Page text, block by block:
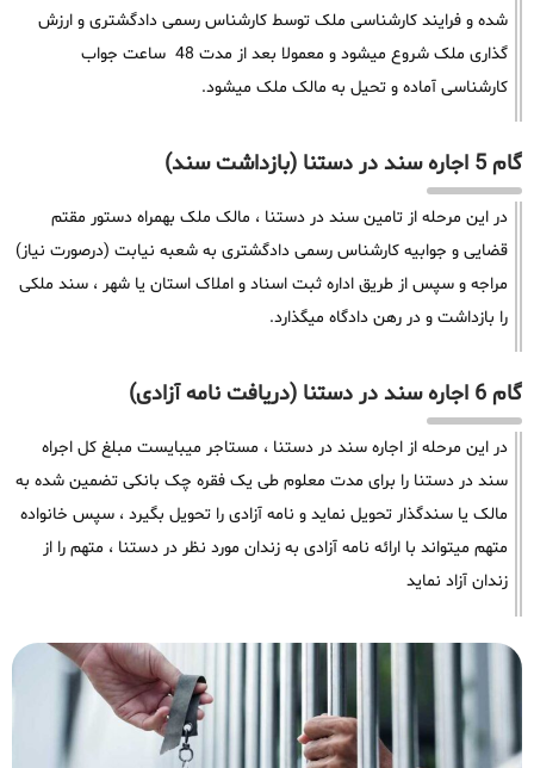
شده و فرایند کارشناسی ملک توسط کارشناس رسمی دادگشتری و ارزش
گذاری ملک شروع میشود و معمولا بعد از مدت 48 ساعت جواب
کارشناسی آماده و تحیل به مالک ملک میشود.
گام 5 اجاره سند در دستنا (بازداشت سند)
در این مرحله از تامین سند در دستنا ، مالک ملک بهمراه دستور مقتم
قضایی و جوابیه کارشناس رسمی دادگشتری به شعبه نیابت (درصورت نیاز)
مراجه و سپس از طریق اداره ثبت اسناد و املاک استان یا شهر ، سند ملکی
را بازداشت و در رهن دادگاه میگذارد.
گام 6 اجاره سند در دستنا (دریافت نامه آزادی)
در این مرحله از اجاره سند در دستنا ، مستاجر میبایست مبلغ کل اجراه
سند در دستنا را برای مدت معلوم طی یک فقره چک بانکی تضمین شده به
مالک یا سندگذار تحویل نماید و نامه آزادی را تحویل بگیرد ، سپس خانواده
متهم میتواند با ارائه نامه آزادی به زندان مورد نظر در دستنا ، متهم را از
زندان آزاد نماید